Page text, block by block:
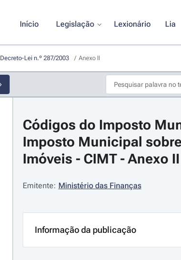
Início Legislação Lexionário Lia
Decreto-Lei n.º 287/2003 / Anexo II
Códigos do Imposto
Imposto Municipal
Imóveis - CIMT - Anexo II
Emitente: Ministério das Finanças
Informação da publicação